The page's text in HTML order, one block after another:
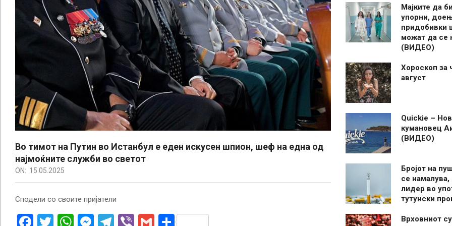
Во тимот на Путин во Истанбул е еден искусен шпион, шеф на една од
најмоќните служби во светот
ON: 15.05.2025
Сподели со своите пријатели
Facebook
Twitter
WhatsApp
Messenger
Telegram
ViberGmailShare
Мајките да
упорни,
придобивки
можат да се
(ВИДЕО)
Хороскоп за
август
Quickie –
кумановец
(ВИДЕО)
Бројот на
се намалува,
лидер во
тутунски
Врховниот